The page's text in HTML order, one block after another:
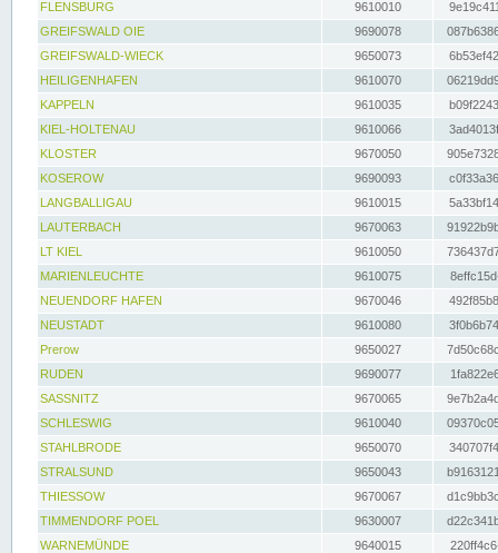
FLENSBURG
9610010
GREIFSWALD OIE
9690078
GREIFSWALD-WIECK
9650073
HEILIGENHAFEN
9610070
KAPPELN
9610035
KIEL-HOLTENAU
9610066
KLOSTER
9670050
KOSEROW
9690093
LANGBALLIGAU
9610015
LAUTERBACH
9670063
LT KIEL
9610050
MARIENLEUCHTE
9610075
NEUENDORF HAFEN
9670046
NEUSTADT
9610080
Prerow
9650027
RUDEN
9690077
SASSNITZ
9670065
SCHLESWIG
9610040
STAHLBRODE
9650070
STRALSUND
9650043
THIESSOW
9670067
TIMMENDORF POEL
9630007
WARNEMÜNDE
9640015